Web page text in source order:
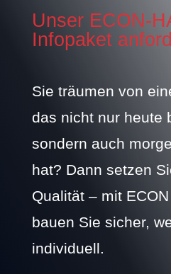
Unser ECON-
Infopaket
Sie träumen von
das nicht nur heute
sondern auch
hat? Dann setzen
Qualität – mit
bauen Sie sicher,
individuell.